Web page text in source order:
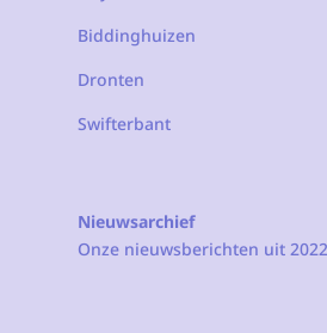
Biddinghuizen
Dronten
Swifterbant
Nieuwsarchief
Onze nieuwsberichten uit